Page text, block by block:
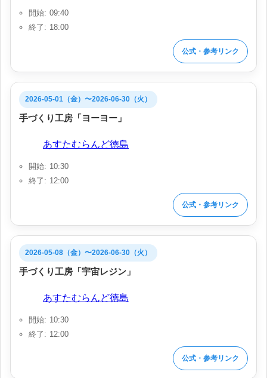
開始: 09:40
終了: 18:00
公式・参考リンク
2026-05-01（金）〜2026-06-30（火）
手づくり工房「ヨーヨー」
あすたむらんど徳島
開始: 10:30
終了: 12:00
公式・参考リンク
2026-05-08（金）〜2026-06-30（火）
手づくり工房「宇宙レジン」
あすたむらんど徳島
開始: 10:30
終了: 12:00
公式・参考リンク